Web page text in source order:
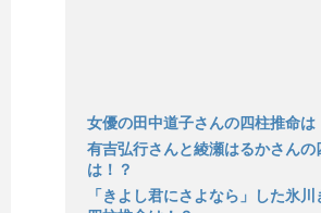
女優の田中道子さんの四柱推命は
有吉弘行さんと綾瀬はるかさんの
は！？
「きよし君にさよなら」した氷